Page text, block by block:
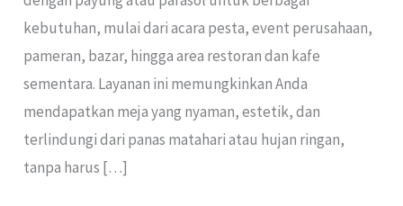
kebutuhan, mulai dari acara pesta, event perusahaan,
pameran, bazar, hingga area restoran dan kafe
sementara. Layanan ini memungkinkan Anda
mendapatkan meja yang nyaman, estetik, dan
terlindungi dari panas matahari atau hujan ringan,
tanpa harus […]